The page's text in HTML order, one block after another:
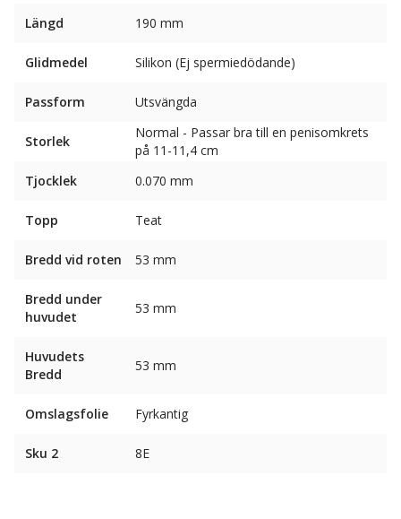
Längd 190 mm
Glidmedel Silikon (Ej spermiedödande)
Passform Utsvängda
Storlek
Normal - Passar bra till en penisomkrets
på 11-11,4 cm
Tjocklek
0.070 mm
Topp Teat
Bredd vid roten 53 mm
Bredd under
huvudet
53 mm
Huvudets
Bredd
53 mm
Omslagsfolie Fyrkantig
Sku 2 8E